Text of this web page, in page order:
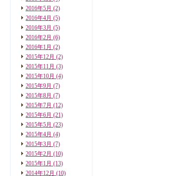
2016年5月 (2)
2016年4月 (5)
2016年3月 (5)
2016年2月 (6)
2016年1月 (2)
2015年12月 (2)
2015年11月 (3)
2015年10月 (4)
2015年9月 (7)
2015年8月 (7)
2015年7月 (12)
2015年6月 (21)
2015年5月 (23)
2015年4月 (4)
2015年3月 (7)
2015年2月 (10)
2015年1月 (13)
2014年12月 (10)